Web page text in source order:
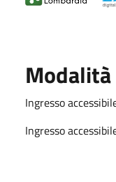
Modalità
Ingresso
Ingresso